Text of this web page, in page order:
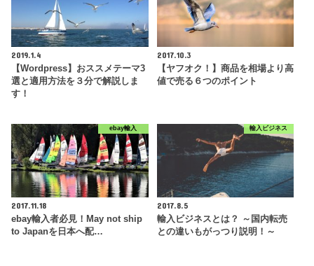
2019.1.4
【Wordpress】おススメテーマ3
選と適用方法を３分で解説しま
す！
2017.10.3
【ヤフオク！】商品を相場より高
値で売る６つのポイント
ebay輸入
2017.11.18
ebay輸入者必見！May not ship
to Japanを日本へ配…
輸入ビジネス
2017.8.5
輸入ビジネスとは？ ～国内転売
との違いもがっつり説明！～